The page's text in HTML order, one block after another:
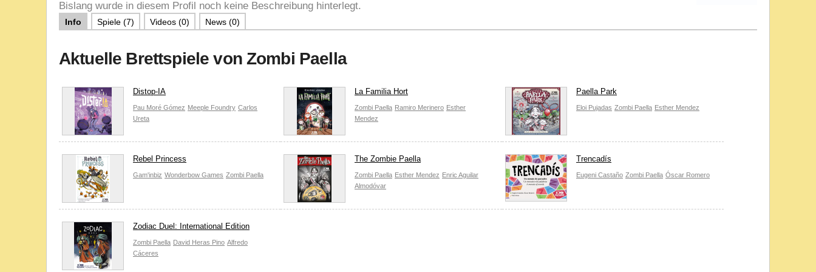
Bislang wurde in diesem Profil noch keine Beschreibung hinterlegt.
Info Spiele (7) Videos (0) News (0)
Aktuelle Brettspiele von Zombi Paella
Distop-IA
Pau Moré Gómez Meeple Foundry Carlos
Ureta
La Familia Hort
Zombi Paella Ramiro Merinero Esther
Mendez
Paella Park
Eloi Pujadas Zombi Paella Esther Mendez
Rebel Princess
Gam'inbiz Wonderbow Games Zombi Paella
The Zombie Paella
Zombi Paella Esther Mendez Enric Aguilar
Almodóvar
Trencadís
Eugeni Castaño Zombi Paella Óscar Romero
Zodiac Duel: International Edition
Zombi Paella David Heras Pino Alfredo
Cáceres